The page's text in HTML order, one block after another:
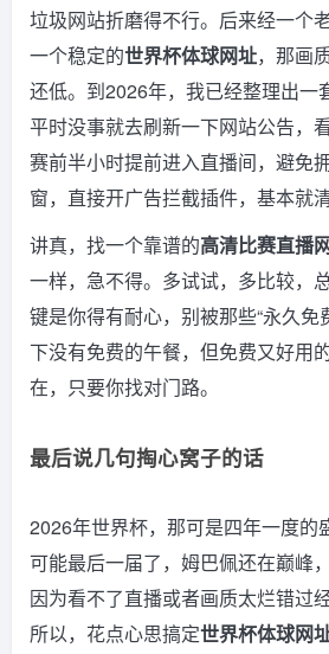
垃圾网站折磨得不行。后来经一个
一个稳定的世界杯体球网址，那画
还低。到2026年，我已经整理出一
平时没事就去刷新一下网站公告，
赛前半小时提前进入直播间，避免
窗，直接开广告拦截插件，基本就清
讲真，找一个靠谱的高清比赛直播
一样，急不得。多试试，多比较，
键是你得有耐心，别被那些“永久
下没有免费的午餐，但免费又好用
在，只要你找对门路。
最后说几句掏心窝子的话
2026年世界杯，那可是四年一度的
可能最后一届了，姆巴佩还在巅
因为看不了直播或者画质太烂错过
所以，花点心思搞定世界杯体球网